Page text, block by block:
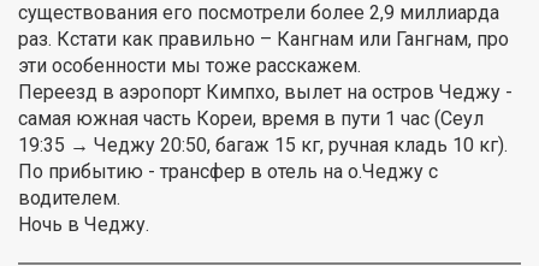
существования его посмотрели более 2,9 миллиарда
раз. Кстати как правильно – Кангнам или Гангнам, про
эти особенности мы тоже расскажем.
Переезд в аэропорт Кимпхо, вылет на остров Чеджу -
самая южная часть Кореи, время в пути 1 час (Сеул
19:35 → Чеджу 20:50, багаж 15 кг, ручная кладь 10 кг).
По прибытию - трансфер в отель на о.Чеджу с
водителем.
Ночь в Чеджу.